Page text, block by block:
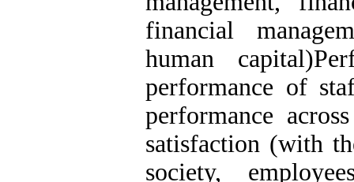
financial
human
performance of
performance
satisfaction (with
society,